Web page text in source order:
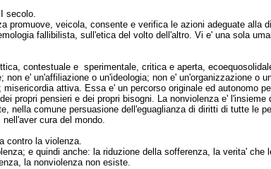
secolo.
promuove, veicola, consente e verifica le azioni adeguate alla
fallibilista, sull'etica del volto dell'altro. Vi e' una sola
contestuale e sperimentale, critica e aperta,
non e' un'affiliazione o un'ideologia; non e' un'organizzazione o
misericordia attiva. Essa e' un percorso originale ed autonomo
propri pensieri e dei propri bisogni. La nonviolenza e'
nella comune persuasione dell'eguaglianza di diritti di tutte le
cura del mondo.
contro la violenza.
e quindi anche: la riduzione della sofferenza, la verita'
la nonviolenza non esiste.